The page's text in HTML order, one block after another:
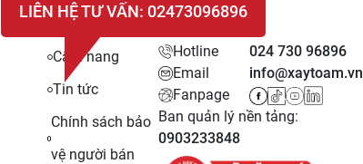
LIÊN HỆ TƯ VẤN: 02473096896
Cẩm nang
Tin tức
Chính sách bảo
vệ người bán
Hotline
024 730 96896
Email
info@xaytoam.vn
Fanpage
Ban quản lý nền tảng:
0903233848